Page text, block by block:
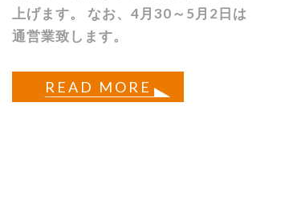
上げます。 なお、4月30～5月2日は
通営業致します。
READ MORE